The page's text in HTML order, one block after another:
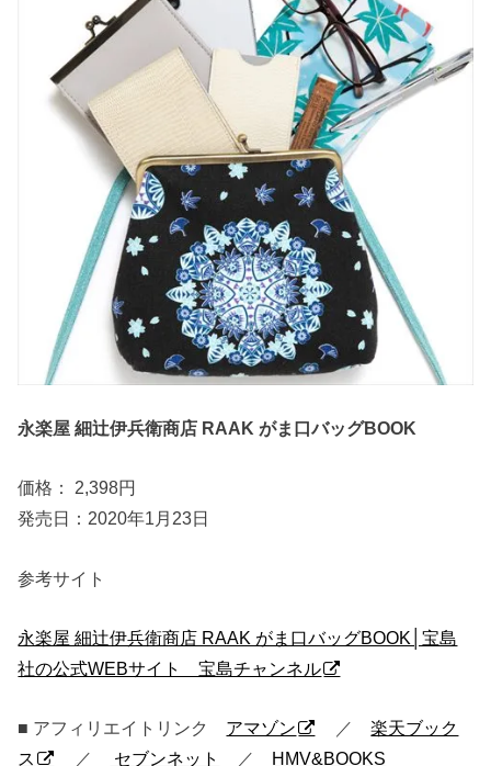
永楽屋 細辻伊兵衛商店 RAAK がま口バッグBOOK
価格： 2,398円
発売日：2020年1月23日
参考サイト
永楽屋 細辻伊兵衛商店 RAAK がま口バッグBOOK│宝島
社の公式WEBサイト 宝島チャンネル
■ アフィリエイトリンク アマゾン ／楽天ブック
ス
／ セブンネット ／ HMV&BOOKS